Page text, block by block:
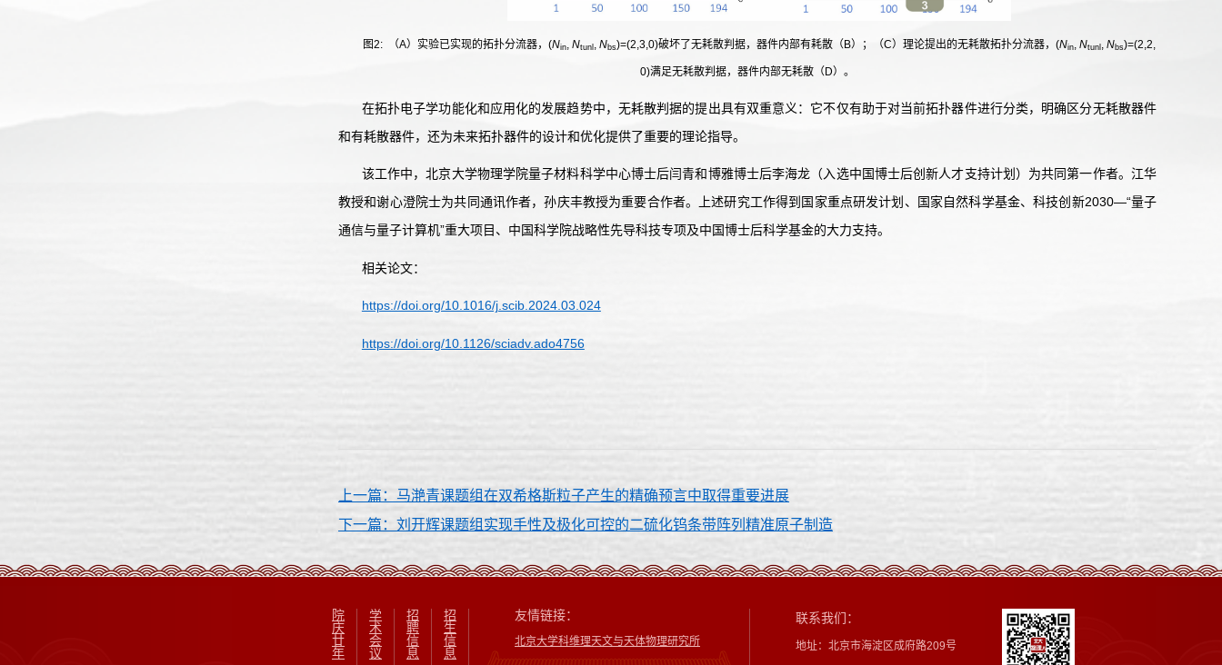
图2: （A）实验已实现的拓扑分流器，(Nin, Ntunl, Nbs)=(2,3,0)破坏了无耗散判据，器件内部有耗散（B）；（C）理论提出的无耗散拓扑分流器，(Nin, Ntunl, Nbs)=(2,2,
0)满足无耗散判据，器件内部无耗散（D）。
在拓扑电子学功能化和应用化的发展趋势中，无耗散判据的提出具有双重意义：它不仅有助于对当前拓扑器件进行分类，明确区分无耗散器件
和有耗散器件，还为未来拓扑器件的设计和优化提供了重要的理论指导。
该工作中，北京大学物理学院量子材料科学中心博士后闫青和博雅博士后李海龙（入选中国博士后创新人才支持计划）为共同第一作者。江华
教授和谢心澄院士为共同通讯作者，孙庆丰教授为重要合作者。上述研究工作得到国家重点研发计划、国家自然科学基金、科技创新2030—“量子
通信与量子计算机”重大项目、中国科学院战略性先导科技专项及中国博士后科学基金的大力支持。
相关论文：
https://doi.org/10.1016/j.scib.2024.03.024
https://doi.org/10.1126/sciadv.ado4756
上一篇：马滟青课题组在双希格斯粒子产生的精确预言中取得重要进展
下一篇：刘开辉课题组实现手性及极化可控的二硫化钨条带阵列精准原子制造
院
庆
廿
年
学
术
会
议
招
聘
信
息
招
生
信
息
友情链接：
北京大学科维理天文与天体物理研究所
联系我们：
地址：北京市海淀区成府路209号